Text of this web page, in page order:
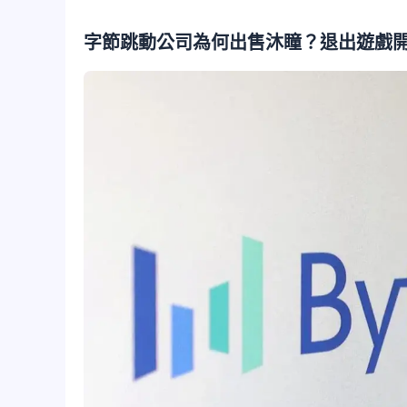
字節跳動公司為何出售沐瞳？退出遊戲